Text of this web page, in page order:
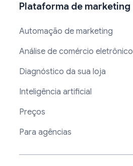
Plataforma de marketing
Automação de marketing
Análise de comércio eletrônico
Diagnóstico da sua loja
Inteligência artificial
Preços
Para agências